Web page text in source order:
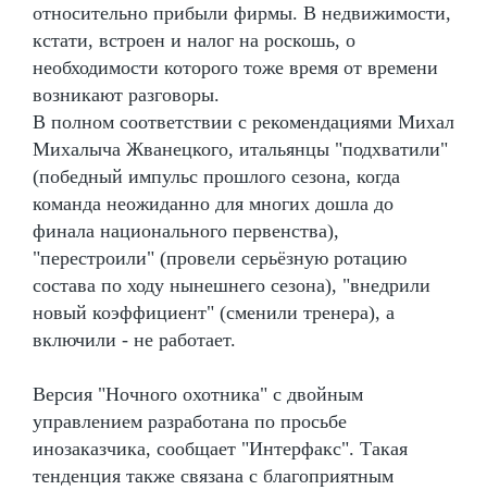
относительно прибыли фирмы. В недвижимости,
кстати, встроен и налог на роскошь, о
необходимости которого тоже время от времени
возникают разговоры.
В полном соответствии с рекомендациями Михал
Михалыча Жванецкого, итальянцы "подхватили"
(победный импульс прошлого сезона, когда
команда неожиданно для многих дошла до
финала национального первенства),
"перестроили" (провели серьёзную ротацию
состава по ходу нынешнего сезона), "внедрили
новый коэффициент" (сменили тренера), а
включили - не работает.
Версия "Ночного охотника" с двойным
управлением разработана по просьбе
инозаказчика, сообщает "Интерфакс". Такая
тенденция также связана с благоприятным